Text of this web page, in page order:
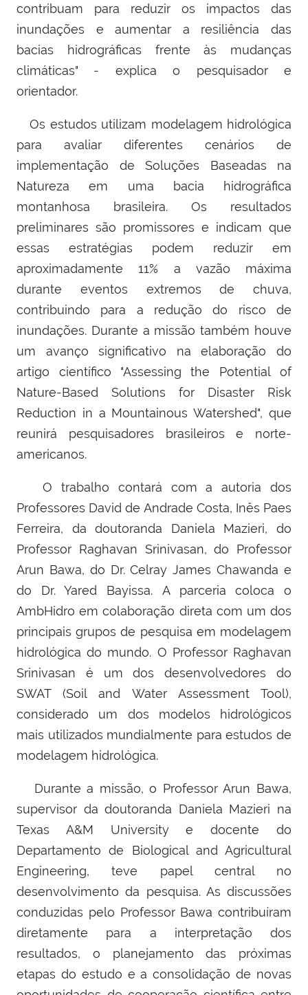
contribuam para reduzir os impactos das
inundações e aumentar a resiliência das
bacias hidrográficas frente às mudanças
climáticas" - explica o pesquisador e
orientador.
Os estudos utilizam modelagem hidrológica
para avaliar diferentes cenários de
implementação de Soluções Baseadas na
Natureza em uma bacia hidrográfica
montanhosa brasileira. Os resultados
preliminares são promissores e indicam que
essas estratégias podem reduzir em
aproximadamente 11% a vazão máxima
durante eventos extremos de chuva,
contribuindo para a redução do risco de
inundações. Durante a missão também houve
um avanço significativo na elaboração do
artigo científico "Assessing the Potential of
Nature-Based Solutions for Disaster Risk
Reduction in a Mountainous Watershed", que
reunirá pesquisadores brasileiros e norte-
americanos.
O trabalho contará com a autoria dos
Professores David de Andrade Costa, Inês Paes
Ferreira, da doutoranda Daniela Mazieri, do
Professor Raghavan Srinivasan, do Professor
Arun Bawa, do Dr. Celray James Chawanda e
do Dr. Yared Bayissa. A parceria coloca o
AmbHidro em colaboração direta com um dos
principais grupos de pesquisa em modelagem
hidrológica do mundo. O Professor Raghavan
Srinivasan é um dos desenvolvedores do
SWAT (Soil and Water Assessment Tool),
considerado um dos modelos hidrológicos
mais utilizados mundialmente para estudos de
modelagem hidrológica.
Durante a missão, o Professor Arun Bawa,
supervisor da doutoranda Daniela Mazieri na
Texas A&M University e docente do
Departamento de Biological and Agricultural
Engineering, teve papel central no
desenvolvimento da pesquisa. As discussões
conduzidas pelo Professor Bawa contribuíram
diretamente para a interpretação dos
resultados, o planejamento das próximas
etapas do estudo e a consolidação de novas